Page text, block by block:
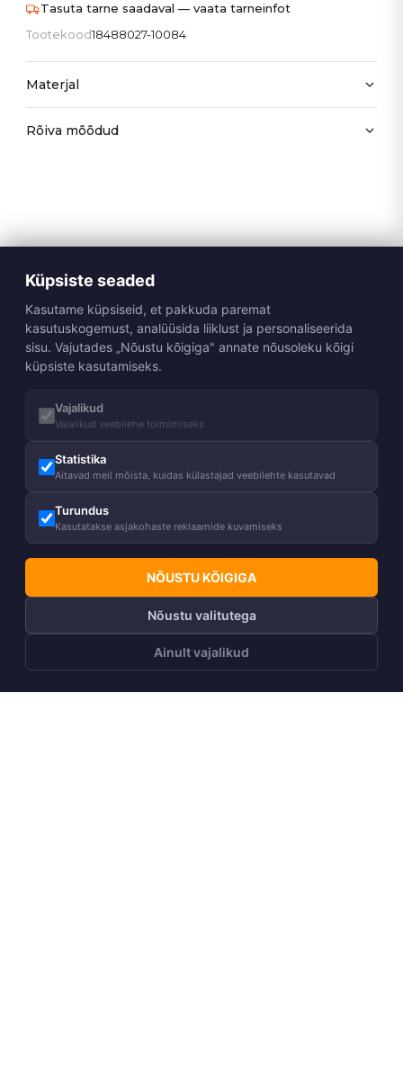
Tasuta tarne saadaval — vaata tarneinfot
Tootekood18488027-10084
Materjal
Rõiva mõõdud
Küpsiste seaded
Kasutame küpsiseid, et pakkuda paremat
kasutuskogemust, analüüsida liiklust ja personaliseerida
sisu. Vajutades „Nõustu kõigiga" annate nõusoleku kõigi
küpsiste kasutamiseks.
Vajalikud
Vajalikud veebilehe toimimiseks
Statistika
Aitavad meil mõista, kuidas külastajad veebilehte kasutavad
Turundus
Kasutatakse asjakohaste reklaamide kuvamiseks
NÕUSTU KÕIGIGA
Nõustu valitutega
Ainult vajalikud